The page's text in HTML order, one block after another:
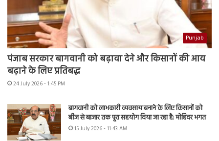
Punjab
पंजाब सरकार बागवानी को बढ़ावा देने और किसानों की आय
बढ़ाने के लिए प्रतिबद्ध
24 July 2026 - 1:45 PM
बागवानी को लाभकारी व्यवसाय बनाने के लिए किसानों को
बीज से बाजार तक पूरा सहयोग दिया जा रहा है: मोहिंदर भगत
15 July 2026 - 11:43 AM